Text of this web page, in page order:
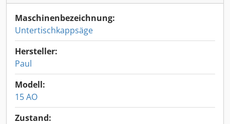
Maschinenbezeichnung:
Untertischkappsäge
Hersteller:
Paul
Modell:
15 AO
Zustand: